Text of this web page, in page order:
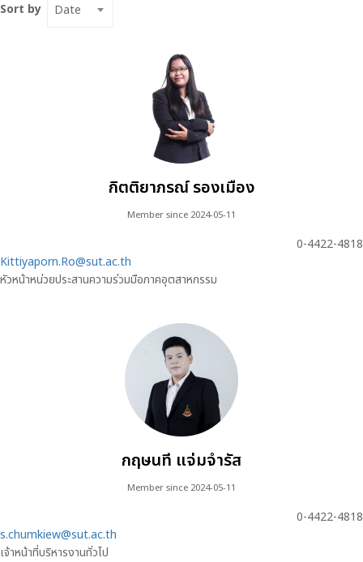
Sort by
Date
กิตติยาภรณ์ รองเมือง
Member since 2024-05-11
0-4422-4818
Kittiyaporn.Ro@sut.ac.th
หัวหน้าหน่วยประสานความร่วมมือภาคอุตสาหกรรม
กฤษนที แจ่มจำรัส
Member since 2024-05-11
0-4422-4818
s.chumkiew@sut.ac.th
เจ้าหน้าที่บริหารงานทั่วไป